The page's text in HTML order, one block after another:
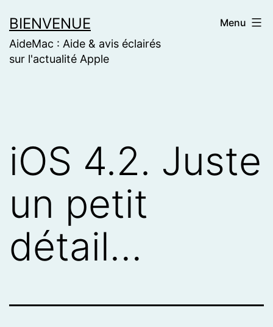
to
content
BIENVENUE
AideMac : Aide & avis éclairés
sur l'actualité Apple
Menu
iOS 4.2. Juste
un petit
détail…